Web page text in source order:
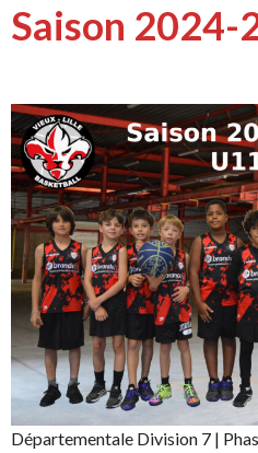
Saison 2024-
Départementale Division 7 |